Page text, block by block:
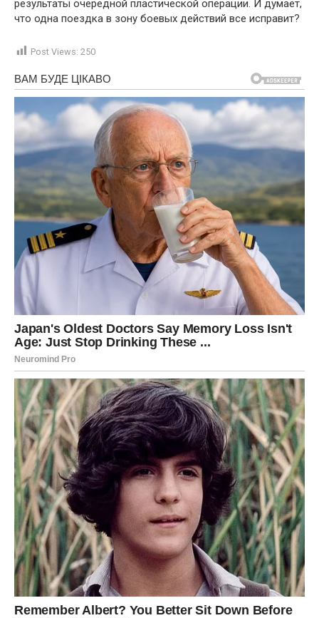
результаты очередной пластической операции. И думает,
что одна поездка в зону боевых действий все исправит?
Post Views: 250